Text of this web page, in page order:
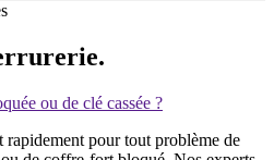
ou de clé cassée ?
rapidement pour tout problème de